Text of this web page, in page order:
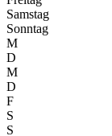
Samstag
Sonntag
M
D
M
D
F
S
S